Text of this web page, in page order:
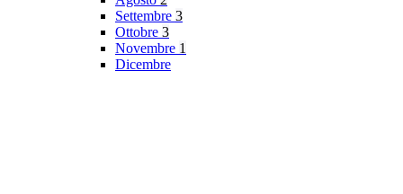
Settembre 3
Ottobre 3
Novembre 1
Dicembre